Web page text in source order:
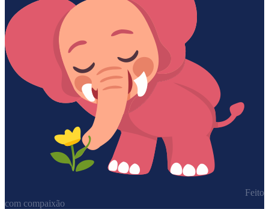
Feito
com compaixão